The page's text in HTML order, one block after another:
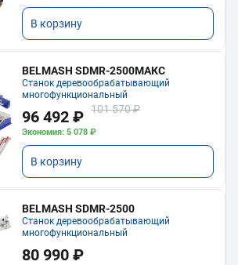
В корзину
BELMASH SDMR-2500МАКС
Станок деревообрабатывающий
многофункциональный
96 492 ₽ 101 570 ₽
Экономия: 5 078 ₽
В корзину
BELMASH SDMR-2500
Станок деревообрабатывающий
многофункциональный
80 990 ₽